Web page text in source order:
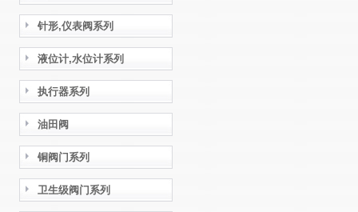
针形,仪表阀系列
液位计,水位计系列
执行器系列
油田阀
铜阀门系列
卫生级阀门系列